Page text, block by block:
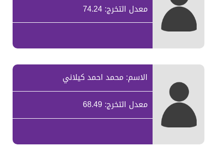
معدل التخرج: 74.24
الاسم: محمد احمد كيلاني
معدل التخرج: 68.49